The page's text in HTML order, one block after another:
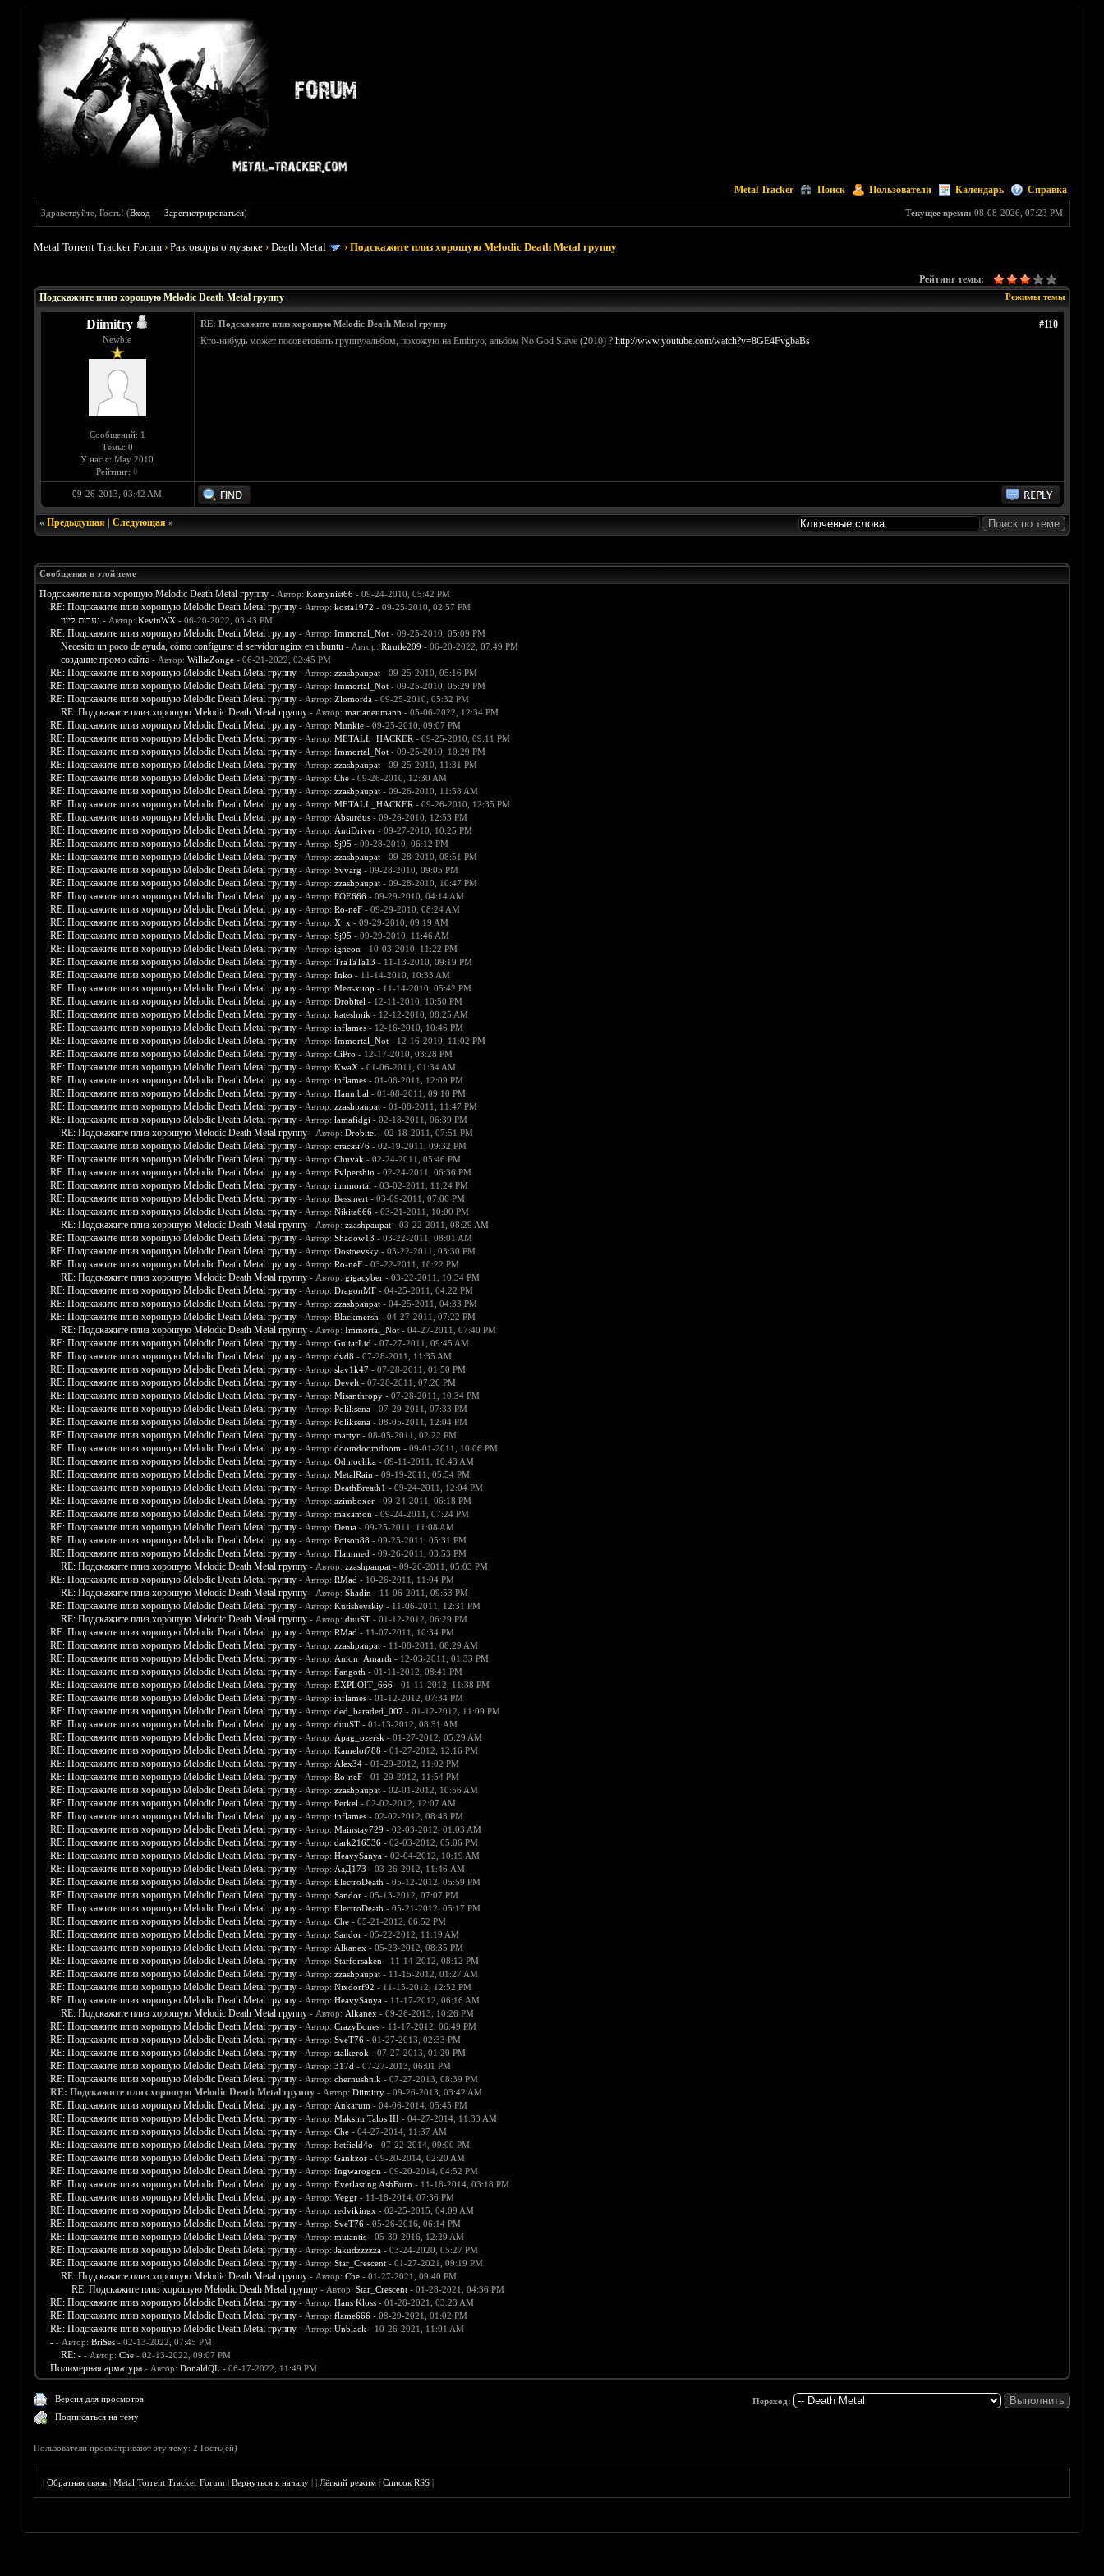
Metal Tracker Поиск Пользователи Календарь Справка
Текущее время: 08-08-2026, 07:23 PM
Здравствуйте, Гость! (Вход —Зарегистрироваться)
Metal Torrent Tracker Forum ›Разговоры о музыке ›Death Metal ›Подскажите плиз хорошую Melodic Death Metal группу
Рейтинг темы:
Режимы темы
Подскажите плиз хорошую Melodic Death Metal группу
Diimitry
Newbie
Сообщений: 1
Темы: 0
У нас с: May 2010
Рейтинг: 0
#110
RE: Подскажите плиз хорошую Melodic Death Metal группу
Кто-нибудь может посоветовать группу/альбом, похожую на Embryo, альбом No God Slave (2010) ? http://www.youtube.com/watch?v=8GE4FvgbaBs
09-26-2013, 03:42 AM
« Предыдущая| Следующая»
Сообщения в этой теме
Подскажите плиз хорошую Melodic Death Metal группу - Автор: Komynist66- 09-24-2010, 05:42 PM
RE: Подскажите плиз хорошую Melodic Death Metal группу - Автор: kosta1972 - 09-25-2010, 02:57 PM
נערות ליווי - Автор: KevinWX- 06-20-2022, 03:43 PM
RE: Подскажите плиз хорошую Melodic Death Metal группу - Автор: Immortal_Not- 09-25-2010, 05:09 PM
Necesito un poco de ayuda, cómo configurar el servidor nginx en ubuntu - Автор: Rirutle209 - 06-20-2022, 07:49 PM
создание промо сайта - Автор: WillieZonge- 06-21-2022, 02:45 PM
RE: Подскажите плиз хорошую Melodic Death Metal группу - Автор: zzashpaupat- 09-25-2010, 05:16 PM
RE: Подскажите плиз хорошую Melodic Death Metal группу - Автор: Immortal_Not- 09-25-2010, 05:29 PM
RE: Подскажите плиз хорошую Melodic Death Metal группу - Автор: Zlomorda- 09-25-2010, 05:32 PM
RE: Подскажите плиз хорошую Melodic Death Metal группу - Автор: marianeumann - 05-06-2022, 12:34 PM
RE: Подскажите плиз хорошую Melodic Death Metal группу - Автор: Munkie- 09-25-2010, 09:07 PM
RE: Подскажите плиз хорошую Melodic Death Metal группу - Автор: METALL_HACKER - 09-25-2010, 09:11 PM
RE: Подскажите плиз хорошую Melodic Death Metal группу - Автор: Immortal_Not- 09-25-2010, 10:29 PM
RE: Подскажите плиз хорошую Melodic Death Metal группу - Автор: zzashpaupat- 09-25-2010, 11:31 PM
RE: Подскажите плиз хорошую Melodic Death Metal группу - Автор: Che- 09-26-2010, 12:30 AM
RE: Подскажите плиз хорошую Melodic Death Metal группу - Автор: zzashpaupat- 09-26-2010, 11:58 AM
RE: Подскажите плиз хорошую Melodic Death Metal группу - Автор: METALL_HACKER - 09-26-2010, 12:35 PM
RE: Подскажите плиз хорошую Melodic Death Metal группу - Автор: Absurdus- 09-26-2010, 12:53 PM
RE: Подскажите плиз хорошую Melodic Death Metal группу - Автор: AntiDriver- 09-27-2010, 10:25 PM
RE: Подскажите плиз хорошую Melodic Death Metal группу - Автор: Sj95 - 09-28-2010, 06:12 PM
RE: Подскажите плиз хорошую Melodic Death Metal группу - Автор: zzashpaupat- 09-28-2010, 08:51 PM
RE: Подскажите плиз хорошую Melodic Death Metal группу - Автор: Svvarg - 09-28-2010, 09:05 PM
RE: Подскажите плиз хорошую Melodic Death Metal группу - Автор: zzashpaupat- 09-28-2010, 10:47 PM
RE: Подскажите плиз хорошую Melodic Death Metal группу - Автор: FOE666- 09-29-2010, 04:14 AM
RE: Подскажите плиз хорошую Melodic Death Metal группу - Автор: Ro-neF- 09-29-2010, 08:24 AM
RE: Подскажите плиз хорошую Melodic Death Metal группу - Автор: X_x - 09-29-2010, 09:19 AM
RE: Подскажите плиз хорошую Melodic Death Metal группу - Автор: Sj95 - 09-29-2010, 11:46 AM
RE: Подскажите плиз хорошую Melodic Death Metal группу - Автор: igneon - 10-03-2010, 11:22 PM
RE: Подскажите плиз хорошую Melodic Death Metal группу - Автор: TraTaTa13 - 11-13-2010, 09:19 PM
RE: Подскажите плиз хорошую Melodic Death Metal группу - Автор: Inko - 11-14-2010, 10:33 AM
RE: Подскажите плиз хорошую Melodic Death Metal группу - Автор: Мельхиор - 11-14-2010, 05:42 PM
RE: Подскажите плиз хорошую Melodic Death Metal группу - Автор: Drobitel - 12-11-2010, 10:50 PM
RE: Подскажите плиз хорошую Melodic Death Metal группу - Автор: kateshnik - 12-12-2010, 08:25 AM
RE: Подскажите плиз хорошую Melodic Death Metal группу - Автор: inflames- 12-16-2010, 10:46 PM
RE: Подскажите плиз хорошую Melodic Death Metal группу - Автор: Immortal_Not- 12-16-2010, 11:02 PM
RE: Подскажите плиз хорошую Melodic Death Metal группу - Автор: CiPro - 12-17-2010, 03:28 PM
RE: Подскажите плиз хорошую Melodic Death Metal группу - Автор: KwaX- 01-06-2011, 01:34 AM
RE: Подскажите плиз хорошую Melodic Death Metal группу - Автор: inflames- 01-06-2011, 12:09 PM
RE: Подскажите плиз хорошую Melodic Death Metal группу - Автор: Hannibal - 01-08-2011, 09:10 PM
RE: Подскажите плиз хорошую Melodic Death Metal группу - Автор: zzashpaupat- 01-08-2011, 11:47 PM
RE: Подскажите плиз хорошую Melodic Death Metal группу - Автор: lamafidgi - 02-18-2011, 06:39 PM
RE: Подскажите плиз хорошую Melodic Death Metal группу - Автор: Drobitel - 02-18-2011, 07:51 PM
RE: Подскажите плиз хорошую Melodic Death Metal группу - Автор: стасян76- 02-19-2011, 09:32 PM
RE: Подскажите плиз хорошую Melodic Death Metal группу - Автор: Chuvak - 02-24-2011, 05:46 PM
RE: Подскажите плиз хорошую Melodic Death Metal группу - Автор: Pvlpershin - 02-24-2011, 06:36 PM
RE: Подскажите плиз хорошую Melodic Death Metal группу - Автор: iimmortal - 03-02-2011, 11:24 PM
RE: Подскажите плиз хорошую Melodic Death Metal группу - Автор: Bessmert- 03-09-2011, 07:06 PM
RE: Подскажите плиз хорошую Melodic Death Metal группу - Автор: Nikita666- 03-21-2011, 10:00 PM
RE: Подскажите плиз хорошую Melodic Death Metal группу - Автор: zzashpaupat- 03-22-2011, 08:29 AM
RE: Подскажите плиз хорошую Melodic Death Metal группу - Автор: Shadow13 - 03-22-2011, 08:01 AM
RE: Подскажите плиз хорошую Melodic Death Metal группу - Автор: Dostoevsky- 03-22-2011, 03:30 PM
RE: Подскажите плиз хорошую Melodic Death Metal группу - Автор: Ro-neF- 03-22-2011, 10:22 PM
RE: Подскажите плиз хорошую Melodic Death Metal группу - Автор: gigacyber- 03-22-2011, 10:34 PM
RE: Подскажите плиз хорошую Melodic Death Metal группу - Автор: DragonMF- 04-25-2011, 04:22 PM
RE: Подскажите плиз хорошую Melodic Death Metal группу - Автор: zzashpaupat- 04-25-2011, 04:33 PM
RE: Подскажите плиз хорошую Melodic Death Metal группу - Автор: Blackmersh - 04-27-2011, 07:22 PM
RE: Подскажите плиз хорошую Melodic Death Metal группу - Автор: Immortal_Not- 04-27-2011, 07:40 PM
RE: Подскажите плиз хорошую Melodic Death Metal группу - Автор: GuitarLtd - 07-27-2011, 09:45 AM
RE: Подскажите плиз хорошую Melodic Death Metal группу - Автор: dvd8 - 07-28-2011, 11:35 AM
RE: Подскажите плиз хорошую Melodic Death Metal группу - Автор: slav1k47- 07-28-2011, 01:50 PM
RE: Подскажите плиз хорошую Melodic Death Metal группу - Автор: Develt- 07-28-2011, 07:26 PM
RE: Подскажите плиз хорошую Melodic Death Metal группу - Автор: Misanthropy- 07-28-2011, 10:34 PM
RE: Подскажите плиз хорошую Melodic Death Metal группу - Автор: Poliksena- 07-29-2011, 07:33 PM
RE: Подскажите плиз хорошую Melodic Death Metal группу - Автор: Poliksena- 08-05-2011, 12:04 PM
RE: Подскажите плиз хорошую Melodic Death Metal группу - Автор: martyr- 08-05-2011, 02:22 PM
RE: Подскажите плиз хорошую Melodic Death Metal группу - Автор: doomdoomdoom - 09-01-2011, 10:06 PM
RE: Подскажите плиз хорошую Melodic Death Metal группу - Автор: Odinochka- 09-11-2011, 10:43 AM
RE: Подскажите плиз хорошую Melodic Death Metal группу - Автор: MetalRain - 09-19-2011, 05:54 PM
RE: Подскажите плиз хорошую Melodic Death Metal группу - Автор: DeathBreath1 - 09-24-2011, 12:04 PM
RE: Подскажите плиз хорошую Melodic Death Metal группу - Автор: azimboxer- 09-24-2011, 06:18 PM
RE: Подскажите плиз хорошую Melodic Death Metal группу - Автор: maxamon - 09-24-2011, 07:24 PM
RE: Подскажите плиз хорошую Melodic Death Metal группу - Автор: Denia- 09-25-2011, 11:08 AM
RE: Подскажите плиз хорошую Melodic Death Metal группу - Автор: Poison88 - 09-25-2011, 05:31 PM
RE: Подскажите плиз хорошую Melodic Death Metal группу - Автор: Flammed - 09-26-2011, 03:53 PM
RE: Подскажите плиз хорошую Melodic Death Metal группу - Автор: zzashpaupat- 09-26-2011, 05:03 PM
RE: Подскажите плиз хорошую Melodic Death Metal группу - Автор: RMad - 10-26-2011, 11:04 PM
RE: Подскажите плиз хорошую Melodic Death Metal группу - Автор: Shadin - 11-06-2011, 09:53 PM
RE: Подскажите плиз хорошую Melodic Death Metal группу - Автор: Kutishevskiy- 11-06-2011, 12:31 PM
RE: Подскажите плиз хорошую Melodic Death Metal группу - Автор: duuST- 01-12-2012, 06:29 PM
RE: Подскажите плиз хорошую Melodic Death Metal группу - Автор: RMad - 11-07-2011, 10:34 PM
RE: Подскажите плиз хорошую Melodic Death Metal группу - Автор: zzashpaupat- 11-08-2011, 08:29 AM
RE: Подскажите плиз хорошую Melodic Death Metal группу - Автор: Amon_Amarth - 12-03-2011, 01:33 PM
RE: Подскажите плиз хорошую Melodic Death Metal группу - Автор: Fangoth - 01-11-2012, 08:41 PM
RE: Подскажите плиз хорошую Melodic Death Metal группу - Автор: EXPLOIT_666- 01-11-2012, 11:38 PM
RE: Подскажите плиз хорошую Melodic Death Metal группу - Автор: inflames- 01-12-2012, 07:34 PM
RE: Подскажите плиз хорошую Melodic Death Metal группу - Автор: ded_baraded_007- 01-12-2012, 11:09 PM
RE: Подскажите плиз хорошую Melodic Death Metal группу - Автор: duuST- 01-13-2012, 08:31 AM
RE: Подскажите плиз хорошую Melodic Death Metal группу - Автор: Apag_ozersk - 01-27-2012, 05:29 AM
RE: Подскажите плиз хорошую Melodic Death Metal группу - Автор: Kamelot788 - 01-27-2012, 12:16 PM
RE: Подскажите плиз хорошую Melodic Death Metal группу - Автор: Alex34- 01-29-2012, 11:02 PM
RE: Подскажите плиз хорошую Melodic Death Metal группу - Автор: Ro-neF- 01-29-2012, 11:54 PM
RE: Подскажите плиз хорошую Melodic Death Metal группу - Автор: zzashpaupat- 02-01-2012, 10:56 AM
RE: Подскажите плиз хорошую Melodic Death Metal группу - Автор: Perkel - 02-02-2012, 12:07 AM
RE: Подскажите плиз хорошую Melodic Death Metal группу - Автор: inflames- 02-02-2012, 08:43 PM
RE: Подскажите плиз хорошую Melodic Death Metal группу - Автор: Mainstay729 - 02-03-2012, 01:03 AM
RE: Подскажите плиз хорошую Melodic Death Metal группу - Автор: dark216536- 02-03-2012, 05:06 PM
RE: Подскажите плиз хорошую Melodic Death Metal группу - Автор: HeavySanya- 02-04-2012, 10:19 AM
RE: Подскажите плиз хорошую Melodic Death Metal группу - Автор: АаД173 - 03-26-2012, 11:46 AM
RE: Подскажите плиз хорошую Melodic Death Metal группу - Автор: ElectroDeath - 05-12-2012, 05:59 PM
RE: Подскажите плиз хорошую Melodic Death Metal группу - Автор: Sandor- 05-13-2012, 07:07 PM
RE: Подскажите плиз хорошую Melodic Death Metal группу - Автор: ElectroDeath - 05-21-2012, 05:17 PM
RE: Подскажите плиз хорошую Melodic Death Metal группу - Автор: Che- 05-21-2012, 06:52 PM
RE: Подскажите плиз хорошую Melodic Death Metal группу - Автор: Sandor- 05-22-2012, 11:19 AM
RE: Подскажите плиз хорошую Melodic Death Metal группу - Автор: Alkanex - 05-23-2012, 08:35 PM
RE: Подскажите плиз хорошую Melodic Death Metal группу - Автор: Starforsaken - 11-14-2012, 08:12 PM
RE: Подскажите плиз хорошую Melodic Death Metal группу - Автор: zzashpaupat- 11-15-2012, 01:27 AM
RE: Подскажите плиз хорошую Melodic Death Metal группу - Автор: Nixdorf92 - 11-15-2012, 12:52 PM
RE: Подскажите плиз хорошую Melodic Death Metal группу - Автор: HeavySanya- 11-17-2012, 06:16 AM
RE: Подскажите плиз хорошую Melodic Death Metal группу - Автор: Alkanex - 09-26-2013, 10:26 PM
RE: Подскажите плиз хорошую Melodic Death Metal группу - Автор: CrazyBones- 11-17-2012, 06:49 PM
RE: Подскажите плиз хорошую Melodic Death Metal группу - Автор: SveT76- 01-27-2013, 02:33 PM
RE: Подскажите плиз хорошую Melodic Death Metal группу - Автор: stalkerok - 07-27-2013, 01:20 PM
RE: Подскажите плиз хорошую Melodic Death Metal группу - Автор: 317d - 07-27-2013, 06:01 PM
RE: Подскажите плиз хорошую Melodic Death Metal группу - Автор: chernushnik - 07-27-2013, 08:39 PM
RE: Подскажите плиз хорошую Melodic Death Metal группу - Автор: Diimitry- 09-26-2013, 03:42 AM
RE: Подскажите плиз хорошую Melodic Death Metal группу - Автор: Ankarum - 04-06-2014, 05:45 PM
RE: Подскажите плиз хорошую Melodic Death Metal группу - Автор: Maksim Talos III- 04-27-2014, 11:33 AM
RE: Подскажите плиз хорошую Melodic Death Metal группу - Автор: Che- 04-27-2014, 11:37 AM
RE: Подскажите плиз хорошую Melodic Death Metal группу - Автор: hetfield4o - 07-22-2014, 09:00 PM
RE: Подскажите плиз хорошую Melodic Death Metal группу - Автор: Gankzor- 09-20-2014, 02:20 AM
RE: Подскажите плиз хорошую Melodic Death Metal группу - Автор: Ingwarogon - 09-20-2014, 04:52 PM
RE: Подскажите плиз хорошую Melodic Death Metal группу - Автор: Everlasting AshBurn - 11-18-2014, 03:18 PM
RE: Подскажите плиз хорошую Melodic Death Metal группу - Автор: Veggr- 11-18-2014, 07:36 PM
RE: Подскажите плиз хорошую Melodic Death Metal группу - Автор: redvikingx - 02-25-2015, 04:09 AM
RE: Подскажите плиз хорошую Melodic Death Metal группу - Автор: SveT76- 05-26-2016, 06:14 PM
RE: Подскажите плиз хорошую Melodic Death Metal группу - Автор: mutantis- 05-30-2016, 12:29 AM
RE: Подскажите плиз хорошую Melodic Death Metal группу - Автор: Jakudzzzzza- 03-24-2020, 05:27 PM
RE: Подскажите плиз хорошую Melodic Death Metal группу - Автор: Star_Crescent- 01-27-2021, 09:19 PM
RE: Подскажите плиз хорошую Melodic Death Metal группу - Автор: Che- 01-27-2021, 09:40 PM
RE: Подскажите плиз хорошую Melodic Death Metal группу - Автор: Star_Crescent- 01-28-2021, 04:36 PM
RE: Подскажите плиз хорошую Melodic Death Metal группу - Автор: Hans Kloss- 01-28-2021, 03:23 AM
RE: Подскажите плиз хорошую Melodic Death Metal группу - Автор: flame666- 08-29-2021, 01:02 PM
RE: Подскажите плиз хорошую Melodic Death Metal группу - Автор: Unblack - 10-26-2021, 11:01 AM
- - Автор: BriSes- 02-13-2022, 07:45 PM
RE: - - Автор: Che- 02-13-2022, 09:07 PM
Полимерная арматура - Автор: DonaldQL - 06-17-2022, 11:49 PM
Версия для просмотра
Подписаться на тему
Переход:
Пользователи просматривают эту тему: 2 Гость(ей)
|Обратная связь |Metal Torrent Tracker Forum |Вернуться к началу ||Лёгкий режим |Список RSS |